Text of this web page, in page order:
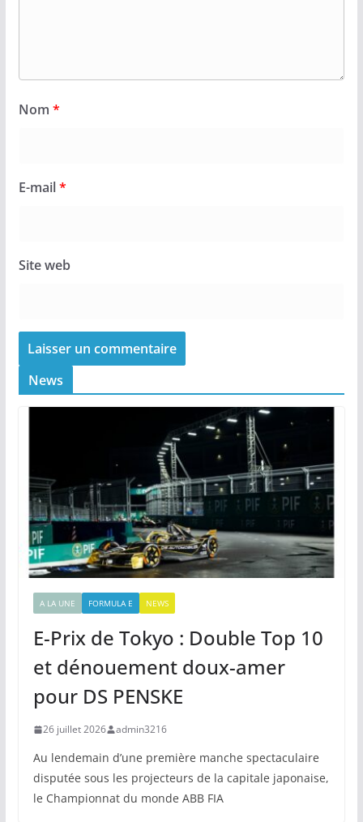
Nom *
E-mail*
Site web
News
A LA UNE FORMULA E NEWS
E-Prix de Tokyo : Double Top 10
et dénouement doux-amer
pour DS PENSKE
26 juillet 2026 admin3216
Au lendemain d’une première manche spectaculaire
disputée sous les projecteurs de la capitale japonaise,
le Championnat du monde ABB FIA